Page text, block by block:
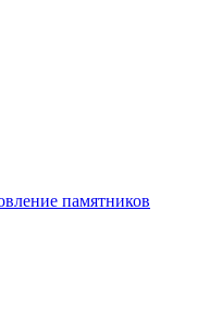
памятников